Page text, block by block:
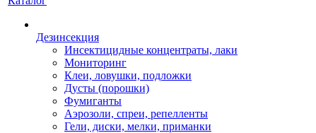
Дезинсекция
Инсектицидные концентраты, лаки
Мониторинг
Клеи, ловушки, подложки
Дусты (порошки)
Фумиганты
Аэрозоли, спреи, репелленты
Гели, диски, мелки, приманки